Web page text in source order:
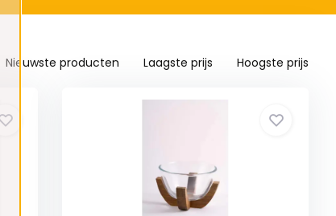
Nieuwste producten Laagste prijs Hoogste prijs